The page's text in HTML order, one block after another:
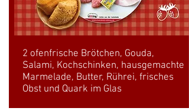
2 ofenfrische Brötchen, Gouda,
Salami, Kochschinken, hausgemachte
Marmelade, Butter, Rührei, frisches
Obst und Quark im Glas